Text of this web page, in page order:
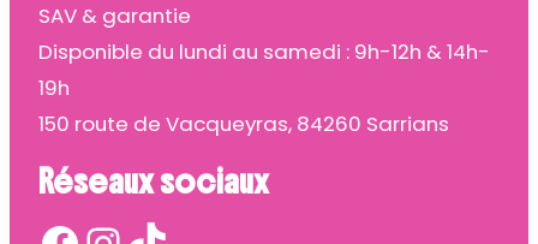
SAV & garantie
Disponible du lundi au samedi : 9h-12h & 14h-
19h
150 route de Vacqueyras, 84260 Sarrians
Réseaux sociaux